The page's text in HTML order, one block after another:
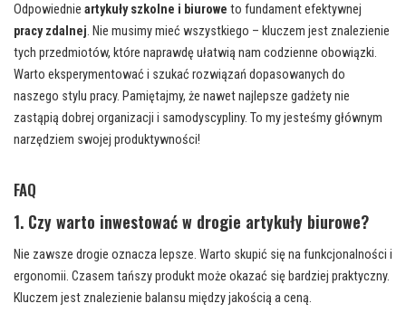
Odpowiednie artykuły szkolne i biurowe to fundament efektywnej
pracy zdalnej. Nie musimy mieć wszystkiego – kluczem jest znalezienie
tych przedmiotów, które naprawdę ułatwią nam codzienne obowiązki.
Warto eksperymentować i szukać rozwiązań dopasowanych do
naszego stylu pracy. Pamiętajmy, że nawet najlepsze gadżety nie
zastąpią dobrej organizacji i samodyscypliny. To my jesteśmy głównym
narzędziem swojej produktywności!
FAQ
1. Czy warto inwestować w drogie artykuły biurowe?
Nie zawsze drogie oznacza lepsze. Warto skupić się na funkcjonalności i
ergonomii. Czasem tańszy produkt może okazać się bardziej praktyczny.
Kluczem jest znalezienie balansu między jakością a ceną.